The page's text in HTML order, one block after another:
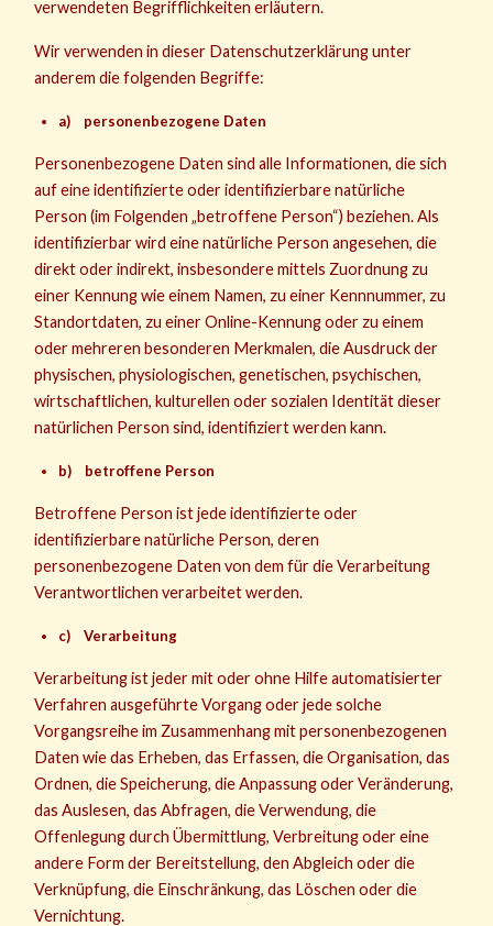
verwendeten Begrifflichkeiten erläutern.
Wir verwenden in dieser Datenschutzerklärung unter
anderem die folgenden Begriffe:
a) personenbezogene Daten
Personenbezogene Daten sind alle Informationen, die sich
auf eine identifizierte oder identifizierbare natürliche
Person (im Folgenden „betroffene Person“) beziehen. Als
identifizierbar wird eine natürliche Person angesehen, die
direkt oder indirekt, insbesondere mittels Zuordnung zu
einer Kennung wie einem Namen, zu einer Kennnummer, zu
Standortdaten, zu einer Online-Kennung oder zu einem
oder mehreren besonderen Merkmalen, die Ausdruck der
physischen, physiologischen, genetischen, psychischen,
wirtschaftlichen, kulturellen oder sozialen Identität dieser
natürlichen Person sind, identifiziert werden kann.
b) betroffene Person
Betroffene Person ist jede identifizierte oder
identifizierbare natürliche Person, deren
personenbezogene Daten von dem für die Verarbeitung
Verantwortlichen verarbeitet werden.
c) Verarbeitung
Verarbeitung ist jeder mit oder ohne Hilfe automatisierter
Verfahren ausgeführte Vorgang oder jede solche
Vorgangsreihe im Zusammenhang mit personenbezogenen
Daten wie das Erheben, das Erfassen, die Organisation, das
Ordnen, die Speicherung, die Anpassung oder Veränderung,
das Auslesen, das Abfragen, die Verwendung, die
Offenlegung durch Übermittlung, Verbreitung oder eine
andere Form der Bereitstellung, den Abgleich oder die
Verknüpfung, die Einschränkung, das Löschen oder die
Vernichtung.